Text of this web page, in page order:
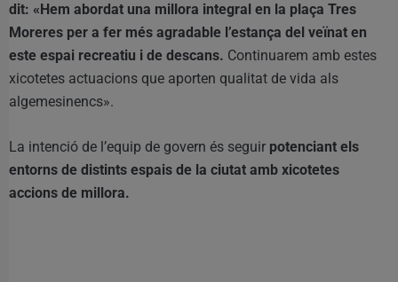
dit: «Hem abordat una millora integral en la plaça Tres
Moreres per a fer més agradable l’estança del veïnat en
este espai recreatiu i de descans. Continuarem amb estes
xicotetes actuacions que aporten qualitat de vida als
algemesinencs».
La intenció de l’equip de govern és seguir potenciant els
entorns de distints espais de la ciutat amb xicotetes
accions de millora.